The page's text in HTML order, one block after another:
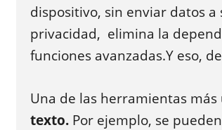
dispositivo, sin enviar datos
privacidad, elimina la
funciones avanzadas.Y eso,
Una de las herramientas más
texto. Por ejemplo, se